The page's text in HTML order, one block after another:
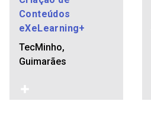
Conteúdos
eXeLearning+
TecMinho,
Guimarães